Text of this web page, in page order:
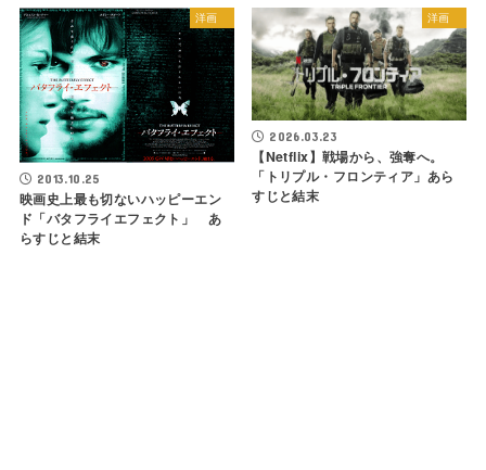
洋画
2013.10.25
映画史上最も切ないハッピーエン
ド「バタフライエフェクト」 あ
らすじと結末
洋画
2026.03.23
【Netflix】戦場から、強奪へ。
「トリプル・フロンティア」あら
すじと結末